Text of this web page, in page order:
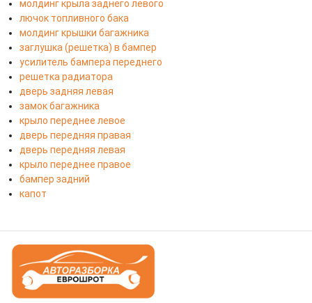
молдинг крыла заднего левого
лючок топливного бака
молдинг крышки багажника
заглушка (решетка) в бампер
усилитель бампера переднего
решетка радиатора
дверь задняя левая
замок багажника
крыло переднее левое
дверь передняя правая
дверь передняя левая
крыло переднее правое
бампер задний
капот